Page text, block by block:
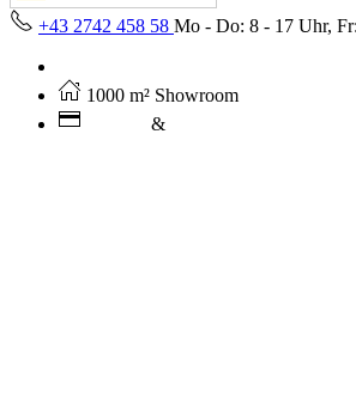
+43 2742 458 58 Mo - Do: 8 - 17 Uhr,
1000 m² Showroom
&